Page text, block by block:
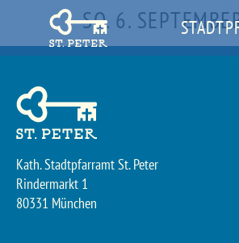
SO. 6.
Kath. Stadtpfarramt St. Peter
Rindermarkt 1
80331 München